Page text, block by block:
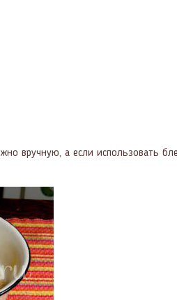
вручную, а если использовать